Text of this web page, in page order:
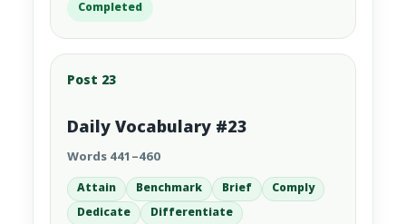
Completed
Post 23
Daily Vocabulary #23
Words 441–460
Attain Benchmark Brief
Comply
Dedicate
Differentiate